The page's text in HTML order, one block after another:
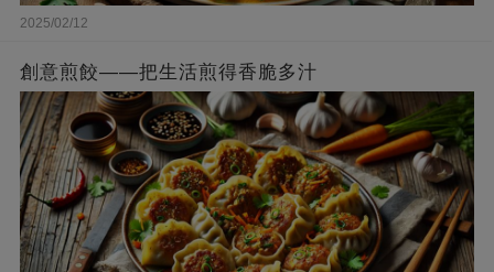
2025/02/12
創意煎餃——把生活煎得香脆多汁